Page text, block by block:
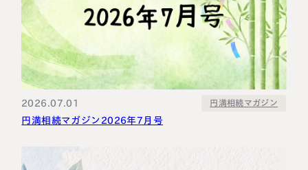
2026.07.01 円満相続マガジン
円満相続マガジン2026年7月号